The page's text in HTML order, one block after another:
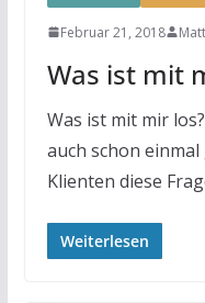
Februar 21, 2018
Was ist mit
Was ist mit mir
auch schon
Klienten diese
Weiterlesen